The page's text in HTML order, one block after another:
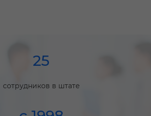
25
сотрудников в штате